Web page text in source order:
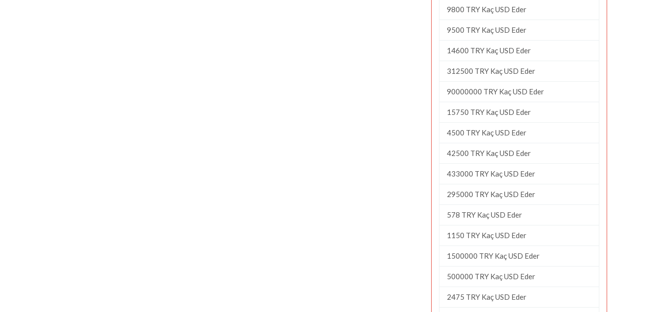
9800 TRY Kaç USD Eder
9500 TRY Kaç USD Eder
14600 TRY Kaç USD Eder
312500 TRY Kaç USD Eder
90000000 TRY Kaç USD Eder
15750 TRY Kaç USD Eder
4500 TRY Kaç USD Eder
42500 TRY Kaç USD Eder
433000 TRY Kaç USD Eder
295000 TRY Kaç USD Eder
578 TRY Kaç USD Eder
1150 TRY Kaç USD Eder
1500000 TRY Kaç USD Eder
500000 TRY Kaç USD Eder
2475 TRY Kaç USD Eder